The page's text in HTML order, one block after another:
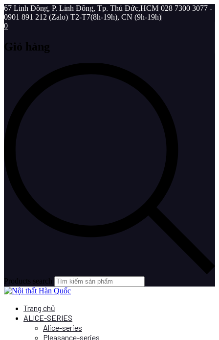
67 Linh Đông, P. Linh Đông, Tp. Thủ Đức,HCM 028 7300 3077 -
0901 891 212 (Zalo) T2-T7(8h-19h), CN (9h-19h)
0
Giỏ hàng
Products search
Trang chủ
ALICE-SERIES
Alice-series
Pleasance-series